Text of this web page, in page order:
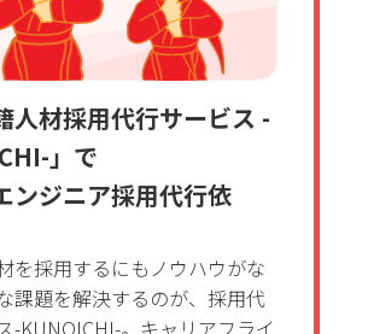
人材採用代行サービス -
」で
ンジニア採用代行依
を採用するにもノウハウがな
課題を解決するのが、採用代
-KUNOICHI-。キャリアフライ